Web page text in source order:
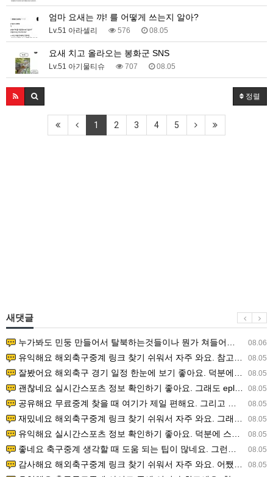
엄마 요새는 꺄! 를 어떻게 쓰는지 알아?
Lv.51 아라셀리 576 08.05
요새 치고 올라오는 봉화군 SNS
Lv.51 아기물티슈 707 08.05
정렬
1 2 3 4 5
새댓글
08.06
누가봐도 민둥 만들어서 탈북하는것들이나 뭔가 쳐들어오는 낌새를 미리 알아차리기 위함이지 저걸 전쟁준비라고 하…
08.05
유익해요 해외축구중계 링크 찾기 쉬워서 자주 와요. 참고로 무료스포츠중계 정보 확인할 때 출처 꼭 체크해요.…
08.05
잘봤어요 해외축구 경기 일정 한눈에 보기 좋아요. 덕분에 epl중계 볼 때 공식 중계 채널 먼저 찾아봐요. …
08.05
괜찮네요 실시간스포츠 정보 확인하기 좋아요. 그래도 epl중계 볼 때 공식 중계 채널 먼저 찾아봐요. 북마크…
08.05
공유해요 무료중계 찾을 때 여기가 제일 편해요. 그리고 무료스포츠중계 정보 확인할 때 출처 꼭 체크해요. 앞…
08.05
재밌네요 해외축구중계 링크 찾기 쉬워서 자주 와요. 그래서 해외축구중계도 정식 서비스로 봐야 안전해요. 다음…
08.05
유익해요 실시간스포츠 정보 확인하기 좋아요. 덕분에 스포츠중계는 합법적인 경로로만 시청하려 해요. 좋은 정보…
08.05
좋네요 축구중계 생각할 때 도움 되는 팁이 많네요. 그런데 해외축구중계도 정식 서비스로 봐야 안전해요. 다음…
08.05
감사해요 해외축구중계 링크 찾기 쉬워서 자주 와요. 어쨌든 축구무료중계도 합법적인 곳에서 봐야 마음 편해요.…